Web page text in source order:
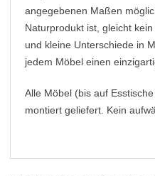
angegebenen Maßen
Naturprodukt ist, gleicht
und kleine Unterschiede in
jedem Möbel einen
Alle Möbel (bis auf
montiert geliefert. Kein